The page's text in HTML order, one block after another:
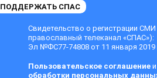
ПОДДЕРЖАТЬ СПАС
Свидетельство о регистрации
православный телеканал «СПАС»):
Эл №ФС77-74808 от 11 января 2019
Пользовательское соглашениеи
обработки персональных